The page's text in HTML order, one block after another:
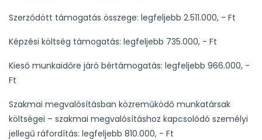
Szerződött támogatás összege: legfeljebb 2.511.000, - Ft
Képzési költség támogatás: legfeljebb 735.000, - Ft
Kieső munkaidőre járó bértámogatás: legfeljebb 966.000, -
Ft
Szakmai megvalósításban közreműködő munkatársak
költségei – szakmai megvalósításhoz kapcsolódó személyi
jellegű ráfordítás: legfeljebb 810.000, - Ft